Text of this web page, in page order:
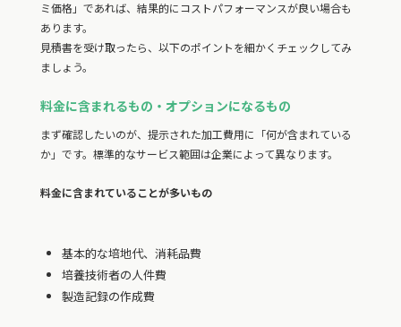
ミ価格」であれば、結果的にコストパフォーマンスが良い場合も
あります。
見積書を受け取ったら、以下のポイントを細かくチェックしてみ
ましょう。
料金に含まれるもの・オプションになるもの
まず確認したいのが、提示された加工費用に「何が含まれている
か」です。標準的なサービス範囲は企業によって異なります。
料金に含まれていることが多いもの
基本的な培地代、消耗品費
培養技術者の人件費
製造記録の作成費